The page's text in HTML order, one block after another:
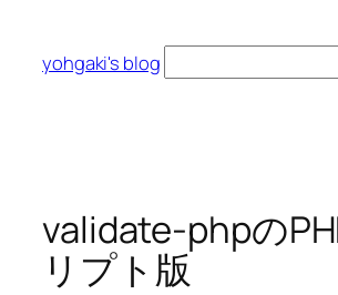
yohgaki's blog
索
validate-phpの
リプト版